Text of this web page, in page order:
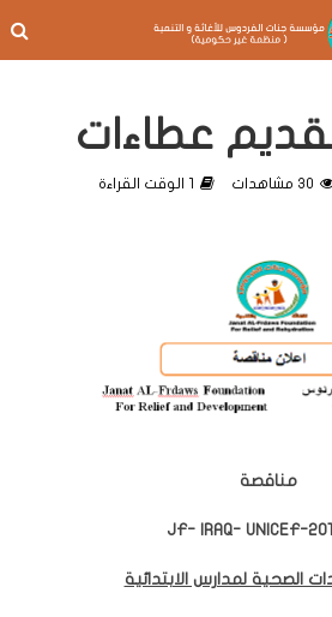
عطاءات
30 مشاهدات 1 الوقت القراءة
مناقصة
JF- IRAQ- UNICEF-
الصحية لمدارس الابتدائية